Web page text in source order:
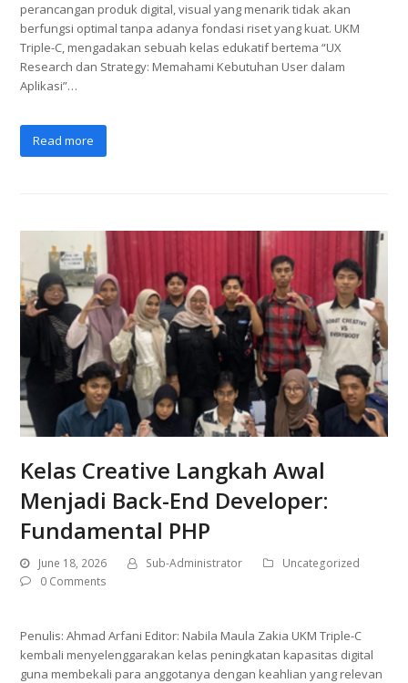
perancangan produk digital, visual yang menarik tidak akan
berfungsi optimal tanpa adanya fondasi riset yang kuat. UKM
Triple-C, mengadakan sebuah kelas edukatif bertema “UX
Research dan Strategy: Memahami Kebutuhan User dalam
Aplikasi”…
Read more
Kelas Creative Langkah Awal
Menjadi Back-End Developer:
Fundamental PHP
June 18, 2026 Sub-Administrator
Uncategorized
0 Comments
Penulis: Ahmad Arfani Editor: Nabila Maula Zakia UKM Triple-C
kembali menyelenggarakan kelas peningkatan kapasitas digital
guna membekali para anggotanya dengan keahlian yang relevan